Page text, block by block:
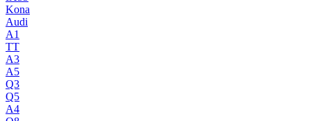
Kona
Audi
A1
TT
A3
A5
Q3
Q5
A4